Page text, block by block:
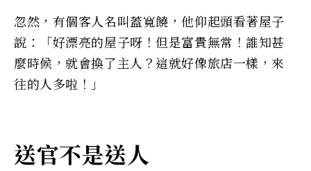
忽然，有個客人名叫蓋寬饒，他仰起頭看著屋子
說：「好漂亮的屋子呀！但是富貴無常！誰知甚
麼時候，就會換了主人？這就好像旅店一樣，來
往的人多啦！」
送官不是送人